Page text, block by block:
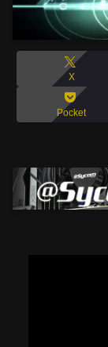
X
Pocket